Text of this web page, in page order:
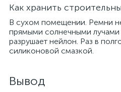
Как хранить
В сухом помещении. Ремни
прямыми солнечными лучами
разрушает нейлон. Раз в
силиконовой смазкой.
Вывод